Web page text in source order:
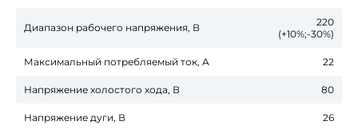
Диапазон рабочего напряжения, В
220
(+10%;-30%)
Максимальный потребляемый ток, А 22
Напряжение холостого хода, В 80
Напряжение дуги, В 26